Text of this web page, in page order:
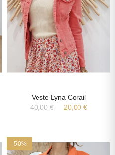
Veste Lyna Corail
40,00 €
20,00 €
-50%